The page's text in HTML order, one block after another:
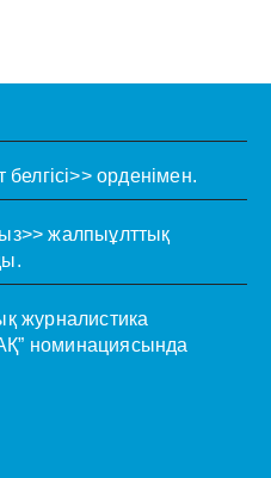
орденімен.
жалпыұлттық
журналистика
номинациясында